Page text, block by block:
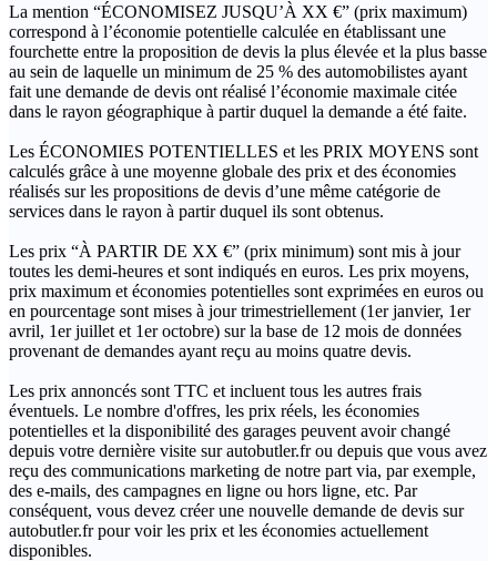
La mention “ÉCONOMISEZ JUSQU’À XX €” (prix maximum)
correspond à l’économie potentielle calculée en établissant une
fourchette entre la proposition de devis la plus élevée et la plus basse
au sein de laquelle un minimum de 25 % des automobilistes ayant
fait une demande de devis ont réalisé l’économie maximale citée
dans le rayon géographique à partir duquel la demande a été faite.
Les ÉCONOMIES POTENTIELLES et les PRIX MOYENS sont
calculés grâce à une moyenne globale des prix et des économies
réalisés sur les propositions de devis d’une même catégorie de
services dans le rayon à partir duquel ils sont obtenus.
Les prix “À PARTIR DE XX €” (prix minimum) sont mis à jour
toutes les demi-heures et sont indiqués en euros. Les prix moyens,
prix maximum et économies potentielles sont exprimées en euros ou
en pourcentage sont mises à jour trimestriellement (1er janvier, 1er
avril, 1er juillet et 1er octobre) sur la base de 12 mois de données
provenant de demandes ayant reçu au moins quatre devis.
Les prix annoncés sont TTC et incluent tous les autres frais
éventuels. Le nombre d'offres, les prix réels, les économies
potentielles et la disponibilité des garages peuvent avoir changé
depuis votre dernière visite sur autobutler.fr ou depuis que vous avez
reçu des communications marketing de notre part via, par exemple,
des e-mails, des campagnes en ligne ou hors ligne, etc. Par
conséquent, vous devez créer une nouvelle demande de devis sur
autobutler.fr pour voir les prix et les économies actuellement
disponibles.